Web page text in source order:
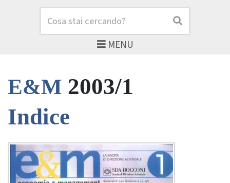
MENU
Cerca Cerca
E&M 2003/1
Indice